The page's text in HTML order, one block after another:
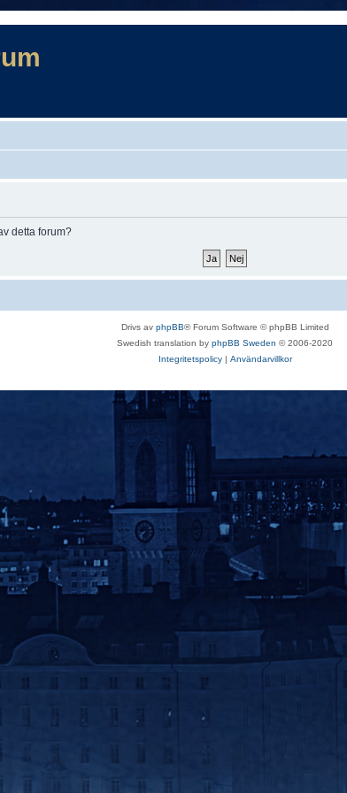
detta forum?
Drivs av phpBB® Forum Software © phpBB Limited
Swedish translation by phpBB Sweden © 2006-2020
Integritetspolicy| Användarvillkor